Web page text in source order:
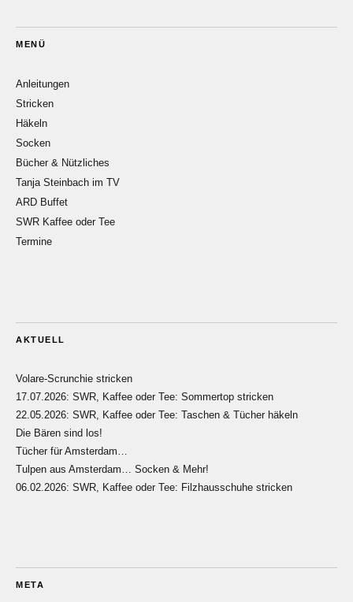
MENÜ
Anleitungen
Stricken
Häkeln
Socken
Bücher & Nützliches
Tanja Steinbach im TV
ARD Buffet
SWR Kaffee oder Tee
Termine
AKTUELL
Volare-Scrunchie stricken
17.07.2026: SWR, Kaffee oder Tee: Sommertop stricken
22.05.2026: SWR, Kaffee oder Tee: Taschen & Tücher häkeln
Die Bären sind los!
Tücher für Amsterdam…
Tulpen aus Amsterdam… Socken & Mehr!
06.02.2026: SWR, Kaffee oder Tee: Filzhausschuhe stricken
META